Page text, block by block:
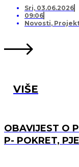
Sri, 03.06.2026
09:06
Novosti,
VIŠE
OBAVIJEST O
P- POKRET,